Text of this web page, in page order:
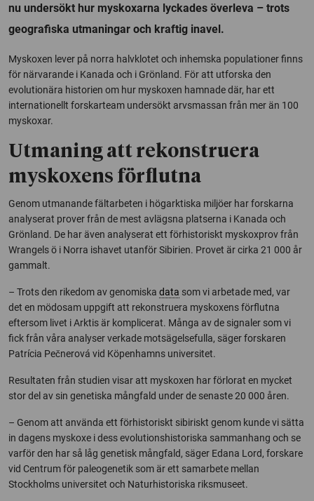
nu undersökt hur myskoxarna lyckades överleva – trots
geografiska utmaningar och kraftig inavel.
Myskoxen lever på norra halvklotet och inhemska populationer finns
för närvarande i Kanada och i Grönland. För att utforska den
evolutionära historien om hur myskoxen hamnade där, har ett
internationellt forskarteam undersökt arvsmassan från mer än 100
myskoxar.
Utmaning att rekonstruera
myskoxens förflutna
Genom utmanande fältarbeten i högarktiska miljöer har forskarna
analyserat prover från de mest avlägsna platserna i Kanada och
Grönland. De har även analyserat ett förhistoriskt myskoxprov från
Wrangels ö i Norra ishavet utanför Sibirien. Provet är cirka 21 000 år
gammalt.
– Trots den rikedom av genomiska data som vi arbetade med, var
det en mödosam uppgift att rekonstruera myskoxens förflutna
eftersom livet i Arktis är komplicerat. Många av de signaler som vi
fick från våra analyser verkade motsägelsefulla, säger forskaren
Patrícia Pečnerová vid Köpenhamns universitet.
Resultaten från studien visar att myskoxen har förlorat en mycket
stor del av sin genetiska mångfald under de senaste 20 000 åren.
– Genom att använda ett förhistoriskt sibiriskt genom kunde vi sätta
in dagens myskoxe i dess evolutionshistoriska sammanhang och se
varför den har så låg genetisk mångfald, säger Edana Lord, forskare
vid Centrum för paleogenetik som är ett samarbete mellan
Stockholms universitet och Naturhistoriska riksmuseet.